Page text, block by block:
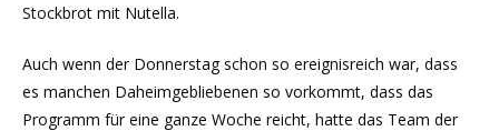
Stockbrot mit Nutella.
Auch wenn der Donnerstag schon so ereignisreich war, dass
es manchen Daheimgebliebenen so vorkommt, dass das
Programm für eine ganze Woche reicht, hatte das Team der